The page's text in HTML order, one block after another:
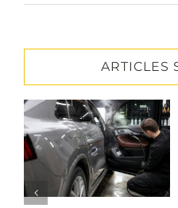
ARTICLES